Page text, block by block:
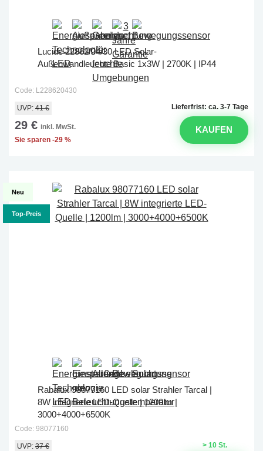
Lucide 22862/04/30 LED Solar-
Außenwandleuchte Basic 1x3W | 2700K | IP44
Code: L228620430
Lieferfrist: ca. 3-7 Tage
UVP: 41 €
29 € inkl. MwSt.
Sie sparen -29 %
KAUFEN
Neu
Top-Preis
Rabalux 98077160 LED solar Strahler Tarcal |
8W integrierte LED-Quelle | 1200lm |
3000+4000+6500K
Code: 98077160
> 10 St.
UVP: 37 €